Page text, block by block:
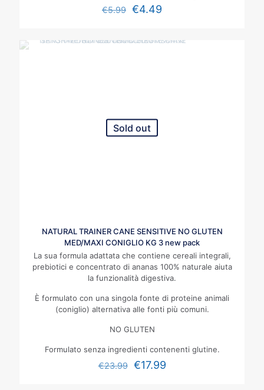
€5.99 €4.49
Sold out
NATURAL TRAINER CANE SENSITIVE NO GLUTEN
MED/MAXI CONIGLIO KG 3 new pack
La sua formula adattata che contiene cereali integrali,
prebiotici e concentrato di ananas 100% naturale aiuta
la funzionalità digestiva.
È formulato con una singola fonte di proteine animali
(coniglio) alternativa alle fonti più comuni.
NO GLUTEN
Formulato senza ingredienti contenenti glutine.
€23.99 €17.99